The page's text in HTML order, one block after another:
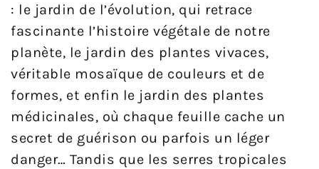
: le jardin de l’évolution, qui retrace
fascinante l’histoire végétale de notre
planète, le jardin des plantes vivaces,
véritable mosaïque de couleurs et de
formes, et enfin le jardin des plantes
médicinales, où chaque feuille cache un
secret de guérison ou parfois un léger
danger… Tandis que les serres tropicales